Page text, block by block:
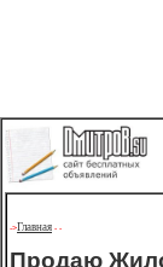
->Главная - -
Продаю